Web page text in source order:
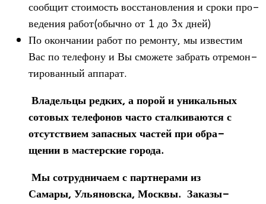
сооб­щит сто­и­мость вос­ста­нов­ле­ния и сроки про­
ве­де­ния работ(обычно от 1 до 3х дней)
По окон­ча­нии работ по ремонту, мы изве­стим
Вас по теле­фону и Вы смо­жете забрать отре­мон­
ти­ро­ван­ный аппарат.
Вла­дельцы ред­ких, а порой и уни­каль­ных
сото­вых теле­фо­нов часто стал­ки­ва­ются с
отсут­ствием запас­ных частей при обра­
ще­нии в мастер­ские города.
Мы сотруд­ни­чаем с парт­не­рами из
Самары, Улья­нов­ска, Москвы. Зака­зы­